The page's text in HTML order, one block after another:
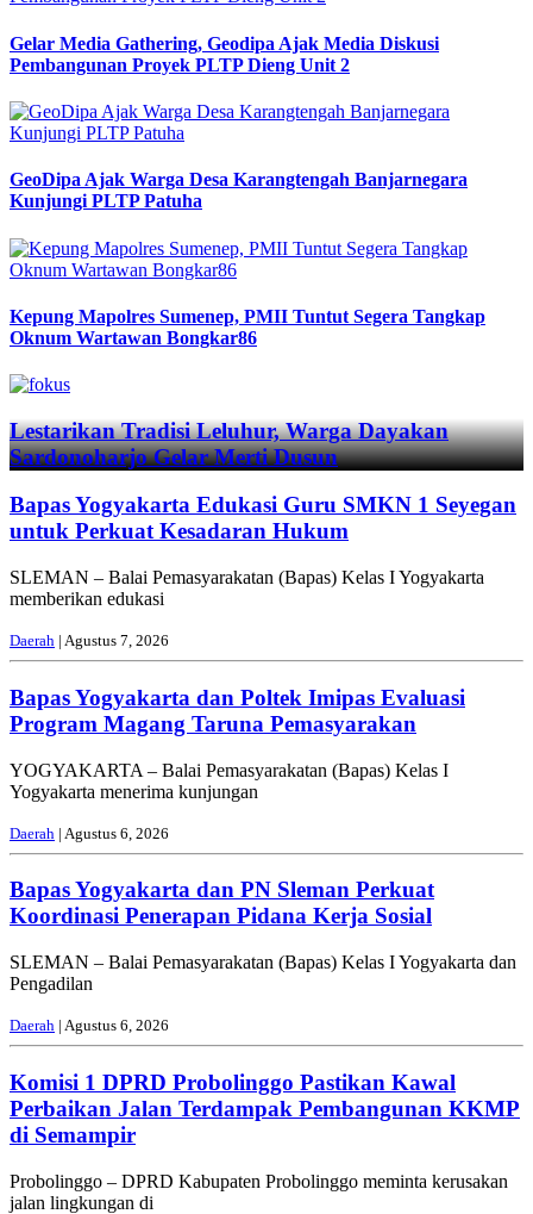
Gelar Media Gathering, Geodipa Ajak Media Diskusi
Pembangunan Proyek PLTP Dieng Unit 2
GeoDipa Ajak Warga Desa Karangtengah Banjarnegara
Kunjungi PLTP Patuha
Kepung Mapolres Sumenep, PMII Tuntut Segera Tangkap
Oknum Wartawan Bongkar86
Previous
Next
Lestarikan Tradisi Leluhur, Warga Dayakan
Sardonoharjo Gelar Merti Dusun
Bapas Yogyakarta Edukasi Guru SMKN 1 Seyegan
untuk Perkuat Kesadaran Hukum
SLEMAN – Balai Pemasyarakatan (Bapas) Kelas I Yogyakarta
memberikan edukasi
Daerah | Agustus 7, 2026
Bapas Yogyakarta dan Poltek Imipas Evaluasi
Program Magang Taruna Pemasyarakan
YOGYAKARTA – Balai Pemasyarakatan (Bapas) Kelas I
Yogyakarta menerima kunjungan
Daerah | Agustus 6, 2026
Bapas Yogyakarta dan PN Sleman Perkuat
Koordinasi Penerapan Pidana Kerja Sosial
SLEMAN – Balai Pemasyarakatan (Bapas) Kelas I Yogyakarta dan
Pengadilan
Daerah | Agustus 6, 2026
Komisi 1 DPRD Probolinggo Pastikan Kawal
Perbaikan Jalan Terdampak Pembangunan KKMP
di Semampir
Probolinggo – DPRD Kabupaten Probolinggo meminta kerusakan
jalan lingkungan di